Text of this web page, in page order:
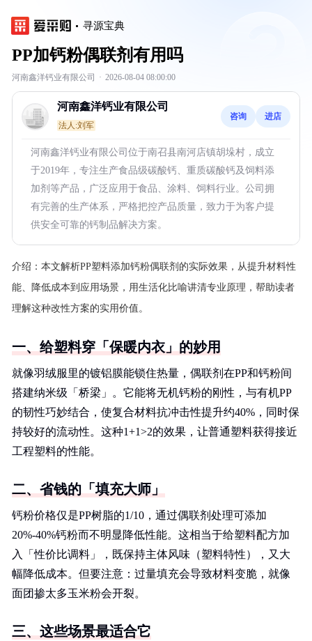
寻源宝典
PP加钙粉偶联剂有用吗
河南鑫洋钙业有限公司 · 2026-08-04 08:00:00
河南鑫洋钙业有限公司
法人:刘军
咨询 进店
河南鑫洋钙业有限公司位于南召县南河店镇胡垛村，成立
于2019年，专注生产食品级碳酸钙、重质碳酸钙及饲料添
加剂等产品，广泛应用于食品、涂料、饲料行业。公司拥
有完善的生产体系，严格把控产品质量，致力于为客户提
供安全可靠的钙制品解决方案。
介绍： 本文解析PP塑料添加钙粉偶联剂的实际效果，从提升材料性
能、降低成本到应用场景，用生活化比喻讲清专业原理，帮助读者
理解这种改性方案的实用价值。
一、给塑料穿「保暖内衣」的妙用
就像羽绒服里的镀铝膜能锁住热量，偶联剂在PP和钙粉间
搭建纳米级「桥梁」。它能将无机钙粉的刚性，与有机PP
的韧性巧妙结合，使复合材料抗冲击性提升约40%，同时保
持较好的流动性。这种1+1>2的效果，让普通塑料获得接近
工程塑料的性能。
二、省钱的「填充大师」
钙粉价格仅是PP树脂的1/10，通过偶联剂处理可添加
20%-40%钙粉而不明显降低性能。这相当于给塑料配方加
入「性价比调料」，既保持主体风味（塑料特性），又大
幅降低成本。但要注意：过量填充会导致材料变脆，就像
面团掺太多玉米粉会开裂。
三、这些场景最适合它